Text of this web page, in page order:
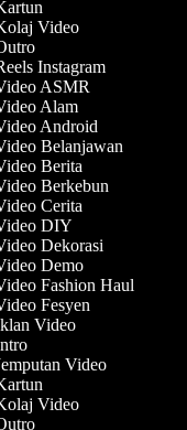
Video
Instagram
ASMR
Alam
Android
Belanjawan
Berita
Berkebun
Cerita
DIY
Dekorasi
Demo
Fashion Haul
Fesyen
Video
Video
Video